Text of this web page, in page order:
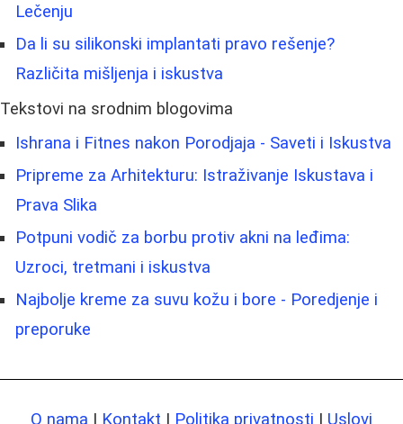
Lečenju
Da li su silikonski implantati pravo rešenje?
Različita mišljenja i iskustva
Tekstovi na srodnim blogovima
Ishrana i Fitnes nakon Porodjaja - Saveti i Iskustva
Pripreme za Arhitekturu: Istraživanje Iskustava i
Prava Slika
Potpuni vodič za borbu protiv akni na leđima:
Uzroci, tretmani i iskustva
Najbolje kreme za suvu kožu i bore - Poredjenje i
preporuke
O nama | Kontakt | Politika privatnosti | Uslovi